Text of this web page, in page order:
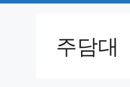
주담대